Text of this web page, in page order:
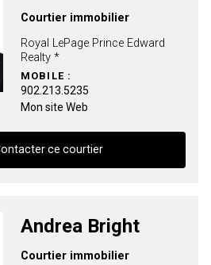
Courtier immobilier
Royal LePage Prince Edward
Realty *
MOBILE :
902.213.5235
Mon site Web
ce courtier
ce courtier
Andrea Bright
Courtier immobilier